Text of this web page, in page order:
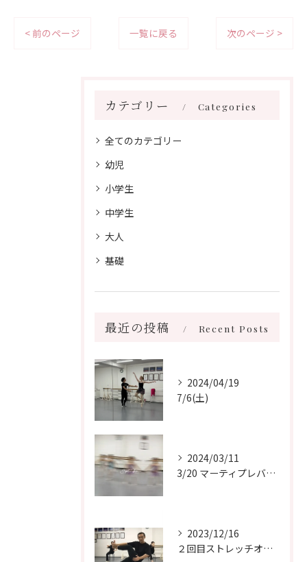
< 前のページ 一覧に戻る 次のページ >
カテゴリー Categories
全てのカテゴリー
幼児
小学生
中学生
大人
基礎
最近の投稿 Recent Posts
2024/04/19
7/6(土)
2024/03/11
3/20 マーティプレバレエコンクール
2023/12/16
２回目ストレッチオンラインクラスでした✨